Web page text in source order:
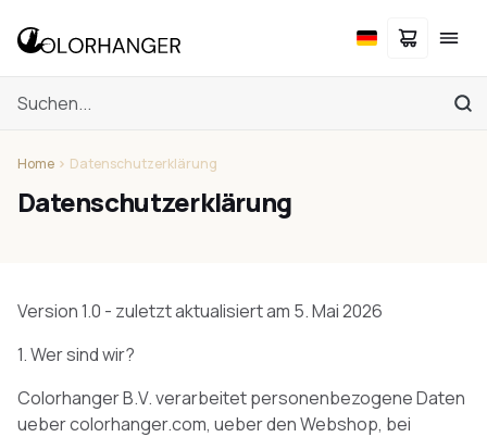
Home Datenschutzerklärung
Datenschutzerklärung
Version 1.0 - zuletzt aktualisiert am 5. Mai 2026
1. Wer sind wir?
Colorhanger B.V. verarbeitet personenbezogene Daten
ueber colorhanger.com, ueber den Webshop, bei